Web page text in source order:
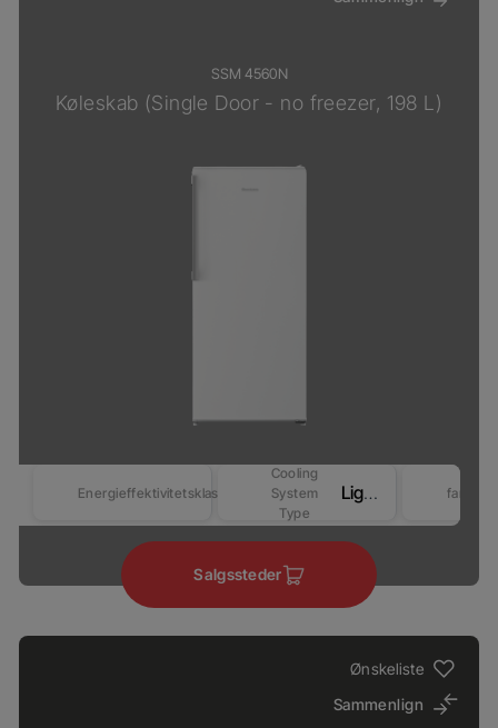
SSM 4560N
Køleskab (Single Door - no freezer, 198 L)
Energieffektivitetsklasse
Cooling
System
Type
LightFrost farver
Salgssteder
Ønskeliste
Sammenlign